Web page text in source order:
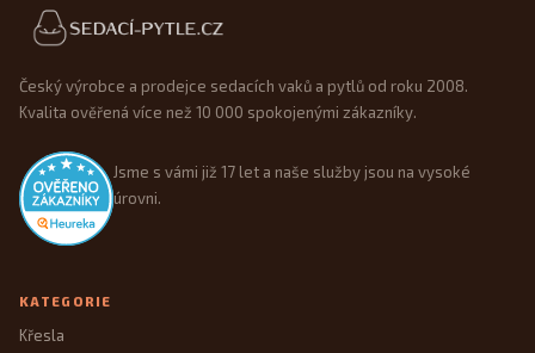
Patička webu
Český výrobce a prodejce sedacích vaků a pytlů od roku 2008.
Kvalita ověřená více než 10 000 spokojenými zákazníky.
Jsme s vámi již 17 let a naše služby jsou na vysoké
úrovni.
KATEGORIE
Křesla